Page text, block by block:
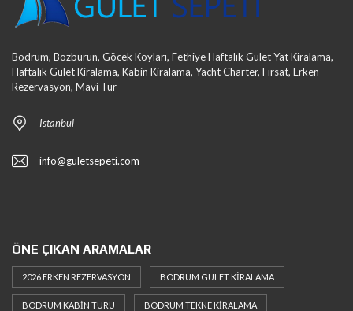
Bodrum, Bozburun, Göcek Koyları, Fethiye Haftalık Gulet Yat Kiralama,
Haftalık Gulet Kiralama, Kabin Kiralama, Yacht Charter, Fırsat, Erken
Rezervasyon, Mavi Tur
Istanbul
info@guletsepeti.com
ÖNE ÇIKAN ARAMALAR
2026 ERKEN REZERVASYON BODRUM GULET KIRALAMA
BODRUM KABIN TURU BODRUM TEKNE KIRALAMA